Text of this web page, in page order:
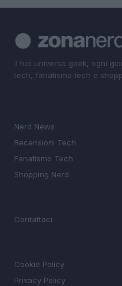
Il tuo universo geek, ogni
tech, fanatismo tech e
Nerd News
Recensioni Tech
Fanatismo Tech
Shopping Nerd
Contattaci
Cookie Policy
Privacy Policy